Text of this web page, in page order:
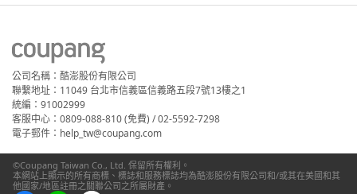
公司名稱：酷澎股份有限公司
聯繫地址：11049 台北市信義區信義路五段7號13樓之1
統編：91002999
客服中心：0809-088-810 (免費) / 02-5592-7298
電子郵件：help_tw@coupang.com
©Coupang Taiwan Co., Ltd. 保留所有權利。
本網站上顯示的所有商標、標誌和服務標誌均為酷澎股份有限公司和/或其在美國和其
他國家/地區註冊之關聯公司之所屬財產。